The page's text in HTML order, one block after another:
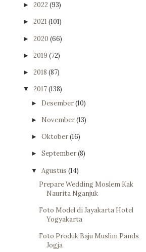
► 2022 (93)
► 2021 (101)
► 2020 (66)
► 2019 (72)
► 2018 (87)
▼ 2017(138)
► Desember(10)
► November(13)
► Oktober(16)
► September(8)
▼ Agustus (14)
Prepare Wedding Moslem Kak
Naurita Nganjuk
Foto Model di Jayakarta Hotel
Yogyakarta
Foto Produk Baju Muslim Pands
Jogja